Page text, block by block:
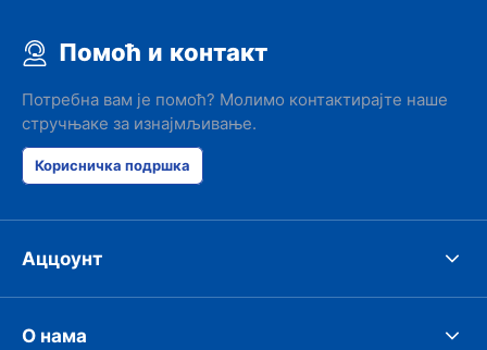
Помоћ и контакт
Потребна вам је помоћ? Молимо контактирајте наше
стручњаке за изнајмљивање.
Корисничка подршка
Аццоунт
О нама